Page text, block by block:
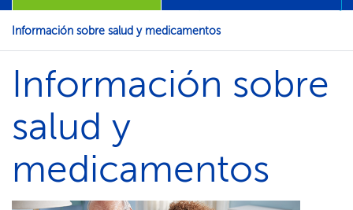
Información sobre salud y medicamentos​​
Información sobre
salud y
medicamentos​​